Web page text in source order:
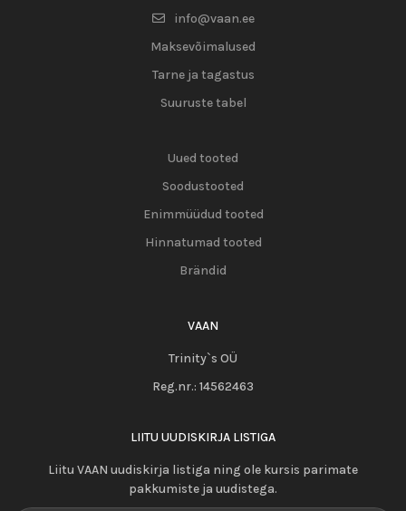
info@vaan.ee
Maksevõimalused
Tarne ja tagastus
Suuruste tabel
Uued tooted
Soodustooted
Enimmüüdud tooted
Hinnatumad tooted
Brändid
VAAN
Trinity`s OÜ
Reg.nr.: 14562463
LIITU UUDISKIRJA LISTIGA
Liitu VAAN uudiskirja listiga ning ole kursis parimate
pakkumiste ja uudistega.